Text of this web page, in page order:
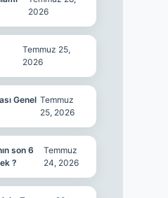
2026
Temmuz 25,
2026
Genel Temmuz
25, 2026
son 6
?
Temmuz
24, 2026